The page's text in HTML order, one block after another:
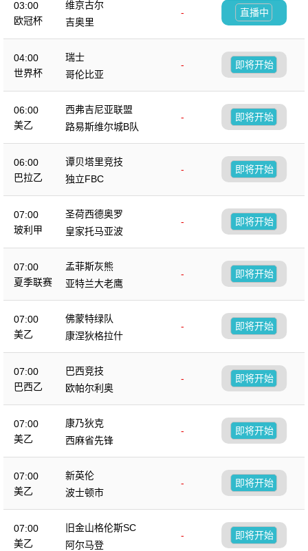
03:00
欧冠杯
维京古尔
-
吉奥里
直播中
04:00
世界杯
瑞士
-
哥伦比亚
即将开始
06:00
美乙
西弗吉尼亚联盟
-
路易斯维尔城B队
即将开始
06:00
巴拉乙
谭贝塔里竞技
-
独立FBC
即将开始
07:00
玻利甲
圣荷西德奥罗
-
皇家托马亚波
即将开始
07:00
夏季联赛
孟菲斯灰熊
-
亚特兰大老鹰
即将开始
07:00
美乙
佛蒙特绿队
-
康涅狄格拉什
即将开始
07:00
巴西乙
巴西竞技
-
欧帕尔利奥
即将开始
07:00
美乙
康乃狄克
-
西麻省先锋
即将开始
07:00
美乙
新英伦
-
波士顿市
即将开始
07:00
美乙
旧金山格伦斯SC
-
阿尔马登
即将开始